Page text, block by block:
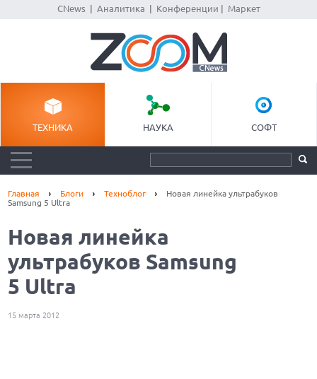
CNews| Аналитика Конференции Маркет
ТЕХНИКА НАУКА СОФТ
Главная Блоги Техноблог
Новая линейка ультрабуков
Samsung 5 Ultra
Новая линейка
ультрабуков Samsung
5 Ultra
15 марта 2012